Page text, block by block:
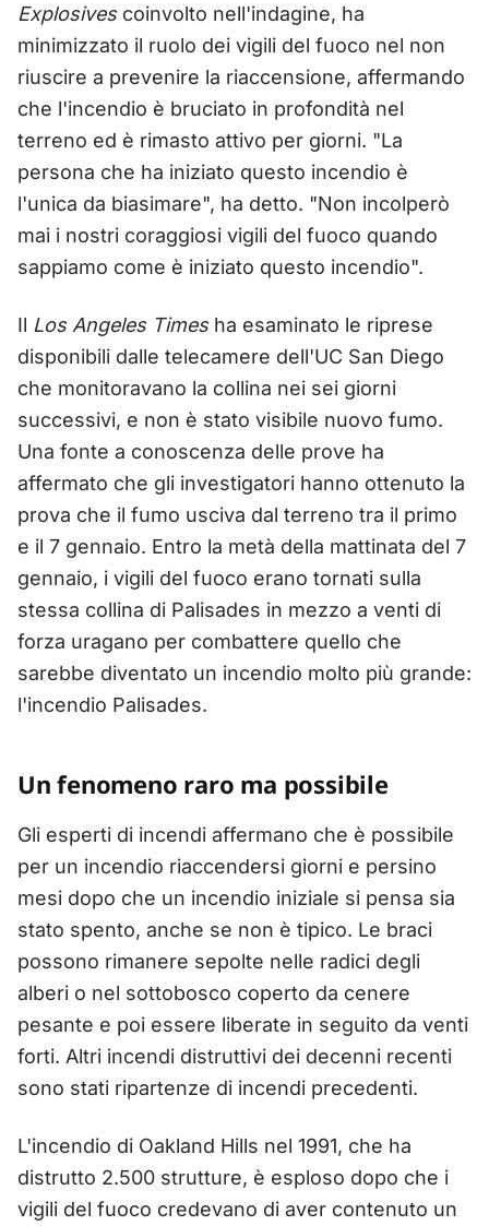
Explosivescoinvolto nell'indagine, ha
minimizzato il ruolo dei vigili del fuoco nel non
riuscire a prevenire la riaccensione, affermando
che l'incendio è bruciato in profondità nel
terreno ed è rimasto attivo per giorni. "La
persona che ha iniziato questo incendio è
l'unica da biasimare", ha detto. "Non incolperò
mai i nostri coraggiosi vigili del fuoco quando
sappiamo come è iniziato questo incendio".
Il Los Angeles Timesha esaminato le riprese
disponibili dalle telecamere dell'UC San Diego
che monitoravano la collina nei sei giorni
successivi, e non è stato visibile nuovo fumo.
Una fonte a conoscenza delle prove ha
affermato che gli investigatori hanno ottenuto la
prova che il fumo usciva dal terreno tra il primo
e il 7 gennaio. Entro la metà della mattinata del 7
gennaio, i vigili del fuoco erano tornati sulla
stessa collina di Palisades in mezzo a venti di
forza uragano per combattere quello che
sarebbe diventato un incendio molto più grande:
l'incendio Palisades.
Un fenomeno raro ma possibile
Gli esperti di incendi affermano che è possibile
per un incendio riaccendersi giorni e persino
mesi dopo che un incendio iniziale si pensa sia
stato spento, anche se non è tipico. Le braci
possono rimanere sepolte nelle radici degli
alberi o nel sottobosco coperto da cenere
pesante e poi essere liberate in seguito da venti
forti. Altri incendi distruttivi dei decenni recenti
sono stati ripartenze di incendi precedenti.
L'incendio di Oakland Hills nel 1991, che ha
distrutto 2.500 strutture, è esploso dopo che i
vigili del fuoco credevano di aver contenuto un